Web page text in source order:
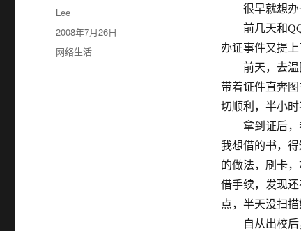
很早就想办一
前几天和QQ
办证事件又提上
前天，去温
带着证件直奔
切顺利，半小时
拿到证后，
我想借的书，
的做法，刷卡
借手续，发现
点，半天没扫
自从出校后，
作
者
Lee
发
布
于
2008年7月26日
分
网络生活